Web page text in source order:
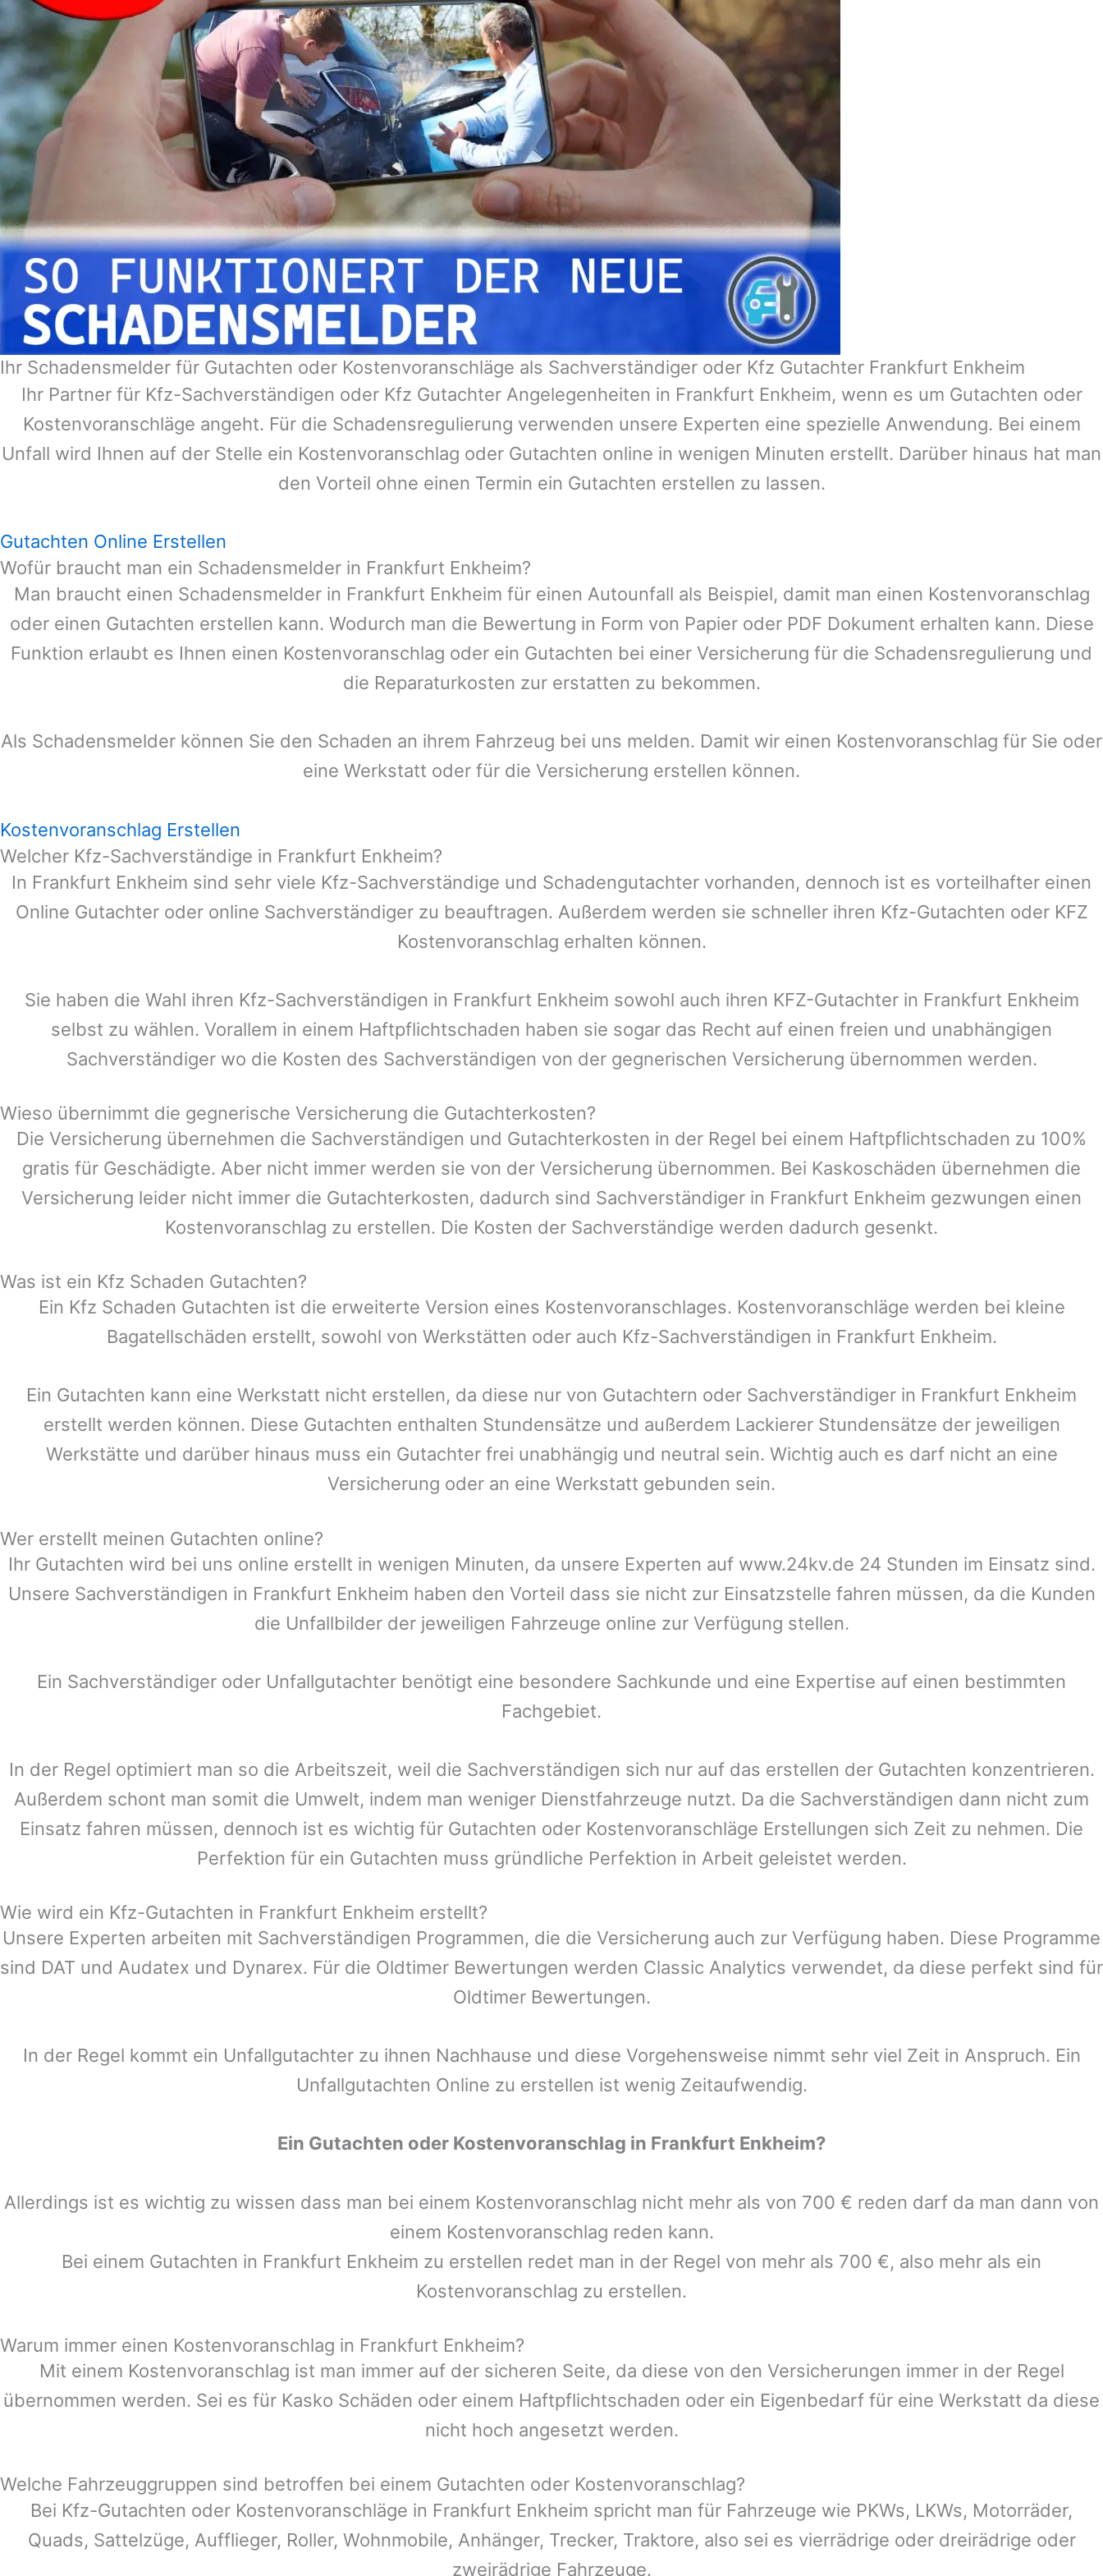
Ihr Schadensmelder für Gutachten oder Kostenvoranschläge als Sachverständiger oder Kfz Gutachter Frankfurt Enkheim
Ihr Partner für Kfz-Sachverständigen oder Kfz Gutachter Angelegenheiten in Frankfurt Enkheim, wenn es um Gutachten oder
Kostenvoranschläge angeht. Für die Schadensregulierung verwenden unsere Experten eine spezielle Anwendung. Bei einem
Unfall wird Ihnen auf der Stelle ein Kostenvoranschlag oder Gutachten online in wenigen Minuten erstellt. Darüber hinaus hat man
den Vorteil ohne einen Termin ein Gutachten erstellen zu lassen.
Gutachten Online Erstellen
Wofür braucht man ein Schadensmelder in Frankfurt Enkheim?
Man braucht einen Schadensmelder in Frankfurt Enkheim für einen Autounfall als Beispiel, damit man einen Kostenvoranschlag
oder einen Gutachten erstellen kann. Wodurch man die Bewertung in Form von Papier oder PDF Dokument erhalten kann. Diese
Funktion erlaubt es Ihnen einen Kostenvoranschlag oder ein Gutachten bei einer Versicherung für die Schadensregulierung und
die Reparaturkosten zur erstatten zu bekommen.
Als Schadensmelder können Sie den Schaden an ihrem Fahrzeug bei uns melden. Damit wir einen Kostenvoranschlag für Sie oder
eine Werkstatt oder für die Versicherung erstellen können.
Kostenvoranschlag Erstellen
Welcher Kfz-Sachverständige in Frankfurt Enkheim?
In Frankfurt Enkheim sind sehr viele Kfz-Sachverständige und Schadengutachter vorhanden, dennoch ist es vorteilhafter einen
Online Gutachter oder online Sachverständiger zu beauftragen. Außerdem werden sie schneller ihren Kfz-Gutachten oder KFZ
Kostenvoranschlag erhalten können.
Sie haben die Wahl ihren Kfz-Sachverständigen in Frankfurt Enkheim sowohl auch ihren KFZ-Gutachter in Frankfurt Enkheim
selbst zu wählen. Vorallem in einem Haftpflichtschaden haben sie sogar das Recht auf einen freien und unabhängigen
Sachverständiger wo die Kosten des Sachverständigen von der gegnerischen Versicherung übernommen werden.
Wieso übernimmt die gegnerische Versicherung die Gutachterkosten?
Die Versicherung übernehmen die Sachverständigen und Gutachterkosten in der Regel bei einem Haftpflichtschaden zu 100%
gratis für Geschädigte. Aber nicht immer werden sie von der Versicherung übernommen. Bei Kaskoschäden übernehmen die
Versicherung leider nicht immer die Gutachterkosten, dadurch sind Sachverständiger in Frankfurt Enkheim gezwungen einen
Kostenvoranschlag zu erstellen. Die Kosten der Sachverständige werden dadurch gesenkt.
Was ist ein Kfz Schaden Gutachten?
Ein Kfz Schaden Gutachten ist die erweiterte Version eines Kostenvoranschlages. Kostenvoranschläge werden bei kleine
Bagatellschäden erstellt, sowohl von Werkstätten oder auch Kfz-Sachverständigen in Frankfurt Enkheim.
Ein Gutachten kann eine Werkstatt nicht erstellen, da diese nur von Gutachtern oder Sachverständiger in Frankfurt Enkheim
erstellt werden können. Diese Gutachten enthalten Stundensätze und außerdem Lackierer Stundensätze der jeweiligen
Werkstätte und darüber hinaus muss ein Gutachter frei unabhängig und neutral sein. Wichtig auch es darf nicht an eine
Versicherung oder an eine Werkstatt gebunden sein.
Wer erstellt meinen Gutachten online?
Ihr Gutachten wird bei uns online erstellt in wenigen Minuten, da unsere Experten auf www.24kv.de 24 Stunden im Einsatz sind.
Unsere Sachverständigen in Frankfurt Enkheim haben den Vorteil dass sie nicht zur Einsatzstelle fahren müssen, da die Kunden
die Unfallbilder der jeweiligen Fahrzeuge online zur Verfügung stellen.
Ein Sachverständiger oder Unfallgutachter benötigt eine besondere Sachkunde und eine Expertise auf einen bestimmten
Fachgebiet.
In der Regel optimiert man so die Arbeitszeit, weil die Sachverständigen sich nur auf das erstellen der Gutachten konzentrieren.
Außerdem schont man somit die Umwelt, indem man weniger Dienstfahrzeuge nutzt. Da die Sachverständigen dann nicht zum
Einsatz fahren müssen, dennoch ist es wichtig für Gutachten oder Kostenvoranschläge Erstellungen sich Zeit zu nehmen. Die
Perfektion für ein Gutachten muss gründliche Perfektion in Arbeit geleistet werden.
Wie wird ein Kfz-Gutachten in Frankfurt Enkheim erstellt?
Unsere Experten arbeiten mit Sachverständigen Programmen, die die Versicherung auch zur Verfügung haben. Diese Programme
sind DAT und Audatex und Dynarex. Für die Oldtimer Bewertungen werden Classic Analytics verwendet, da diese perfekt sind für
Oldtimer Bewertungen.
In der Regel kommt ein Unfallgutachter zu ihnen Nachhause und diese Vorgehensweise nimmt sehr viel Zeit in Anspruch. Ein
Unfallgutachten Online zu erstellen ist wenig Zeitaufwendig.
Ein Gutachten oder Kostenvoranschlag in Frankfurt Enkheim?
Allerdings ist es wichtig zu wissen dass man bei einem Kostenvoranschlag nicht mehr als von 700 € reden darf da man dann von
einem Kostenvoranschlag reden kann.
Bei einem Gutachten in Frankfurt Enkheim zu erstellen redet man in der Regel von mehr als 700 €, also mehr als ein
Kostenvoranschlag zu erstellen.
Warum immer einen Kostenvoranschlag in Frankfurt Enkheim?
Mit einem Kostenvoranschlag ist man immer auf der sicheren Seite, da diese von den Versicherungen immer in der Regel
übernommen werden. Sei es für Kasko Schäden oder einem Haftpflichtschaden oder ein Eigenbedarf für eine Werkstatt da diese
nicht hoch angesetzt werden.
Welche Fahrzeuggruppen sind betroffen bei einem Gutachten oder Kostenvoranschlag?
Bei Kfz-Gutachten oder Kostenvoranschläge in Frankfurt Enkheim spricht man für Fahrzeuge wie PKWs, LKWs, Motorräder,
Quads, Sattelzüge, Aufflieger, Roller, Wohnmobile, Anhänger, Trecker, Traktore, also sei es vierrädrige oder dreirädrige oder
zweirädrige Fahrzeuge.